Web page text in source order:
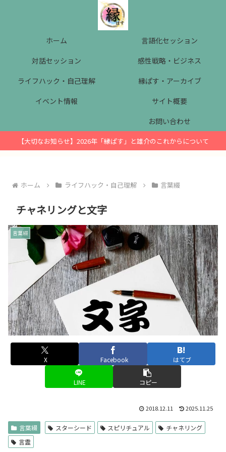
ホーム
言語化セッション
対話セッション
感性戦略・ビジネス
ライフハック・自己理解
縁ぱす・アーカイブ
イベント情報
サイト概要
お問い合わせ
【大切なお知らせ】2026年「縁ぱす」と雄介のこれからについて
ホーム ライフハック・自己理解 言葉綴
チャネリングと文字
言葉綴
X Facebook はてブ
LINE コピー
2018.12.11 2025.11.25
言葉綴 スターシード スピリチュアル
チャネリング
言霊